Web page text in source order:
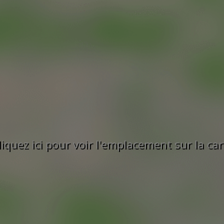
ici pour voir l'emplacement sur la